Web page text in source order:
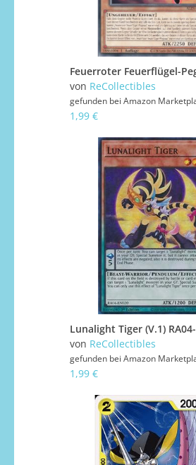
von ReCollectibles
gefunden bei Amazon
1,99 €
von ReCollectibles
gefunden bei Amazon
1,99 €